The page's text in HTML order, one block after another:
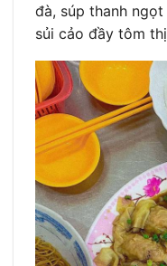
đà, súp thanh
sủi cảo đầy tôm